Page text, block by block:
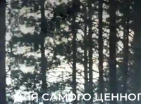
ДЛЯ САМОГО